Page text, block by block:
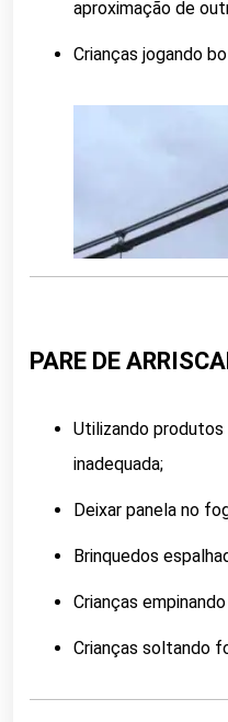
aproximação de
Crianças jogando
PARE DE
Utilizando
inadequada;
Deixar panela no
Brinquedos
Crianças
Crianças soltando